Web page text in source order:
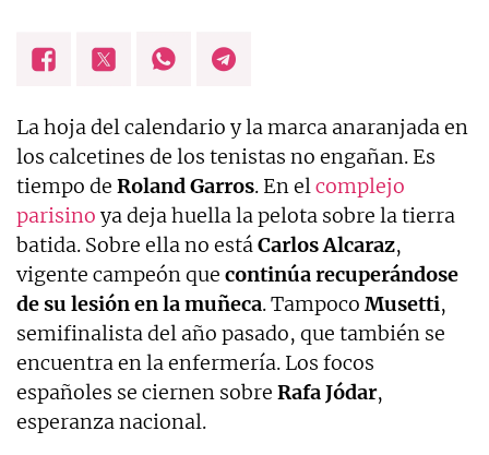
La hoja del calendario y la marca anaranjada en
los calcetines de los tenistas no engañan. Es
tiempo de RolandGarros. En elcomplejo
parisino ya deja huella la pelota sobre la tierra
batida. Sobre ella no estáCarlosAlcaraz,
vigente campeón que continúa recuperándose
de su lesión en la muñeca. Tampoco Musetti,
semifinalista del año pasado, que también se
encuentra en la enfermería. Los focos
españoles se ciernen sobre RafaJódar,
esperanza nacional.